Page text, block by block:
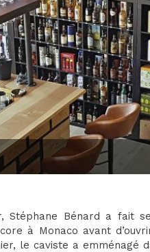
Stéphane Bénard a fait
à Monaco avant
le caviste a emménagé